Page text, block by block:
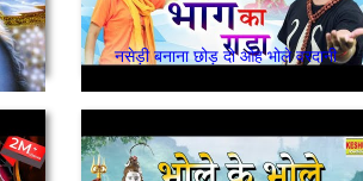
नसेड़ी बनाना छोड़ दो ओह भोले वरदानी